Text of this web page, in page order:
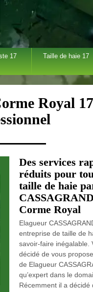
17 Taille de haie 17
Royal
Des services
réduits pour
taille de haie
Corme Royal
Elagueur
entreprise de taille de
savoir-faire inégalable.
décidé de vous
de Elagueur
qu’expert dans le
Récemment il a décidé